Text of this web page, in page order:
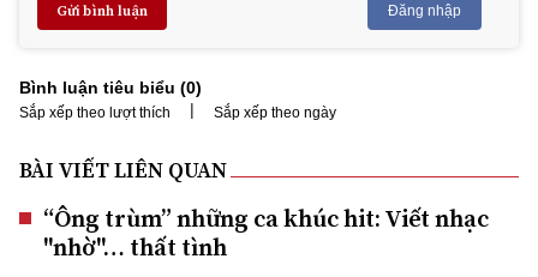
Gửi bình luận Đăng nhập
Bình luận tiêu biểu (0)
Sắp xếp theo lượt thích | Sắp xếp theo ngày
BÀI VIẾT LIÊN QUAN
“Ông trùm” những ca khúc hit: Viết nhạc
"nhờ"… thất tình